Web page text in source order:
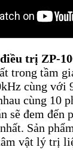
trị ZP-
trong tầm
cùng với
cùng 10
sẽ đem đến
Sản
vật lý trị